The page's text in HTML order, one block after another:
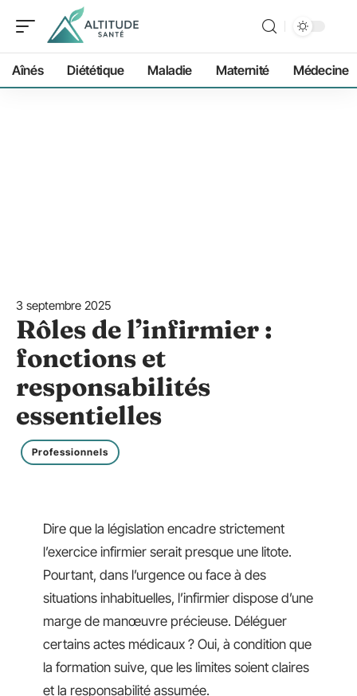
Aînés Diététique Maladie Maternité Médecine
3 septembre 2025
Rôles de l’infirmier :
fonctions et
responsabilités
essentielles
Professionnels
Dire que la législation encadre strictement
l’exercice infirmier serait presque une litote.
Pourtant, dans l’urgence ou face à des
situations inhabituelles, l’infirmier dispose d’une
marge de manœuvre précieuse. Déléguer
certains actes médicaux ? Oui, à condition que
la formation suive, que les limites soient claires
et la responsabilité assumée.